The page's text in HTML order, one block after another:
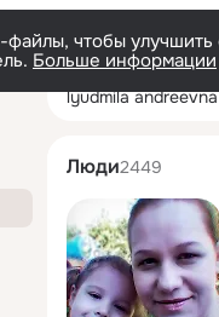
чтобы улучшить
Больше информации
lyudmila
Люди2449